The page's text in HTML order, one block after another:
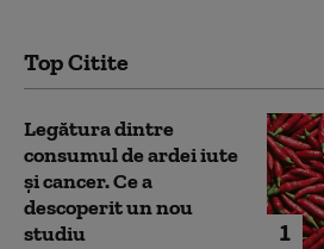
Top Citite
1
Legătura dintre
consumul de ardei iute
și cancer. Ce a
descoperit un nou
studiu